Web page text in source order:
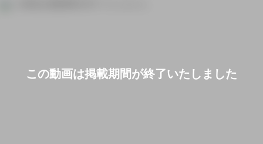
この動画は掲載期間が終了いたしました